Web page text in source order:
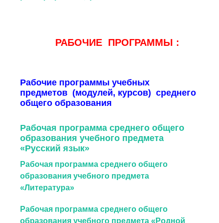
РАБОЧИЕ ПРОГРАММЫ :
Рабочие программы учебных
предметов (модулей, курсов) среднего
общего образования
Рабочая программа среднего общего
образования учебного предмета
«Русский язык»
Рабочая программа среднего общего
образования учебного предмета
«Литература»
Рабочая программа среднего общего
образования учебного предмета «Родной